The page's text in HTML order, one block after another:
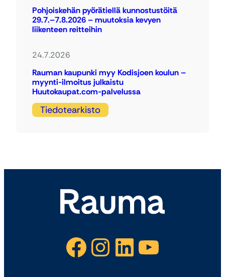
Pohjoiskehän pyörätiellä kunnostustöitä
29.7.–7.8.2026 – muutoksia kevyen
liikenteen reitteihin
24.7.2026
Rauman kaupunki myy Kodisjoen koulun –
myynti-ilmoitus julkaistu
Huutokaupat.com-palvelussa
Tiedotearkisto
Facebook Instagram LinkedIn YouTube